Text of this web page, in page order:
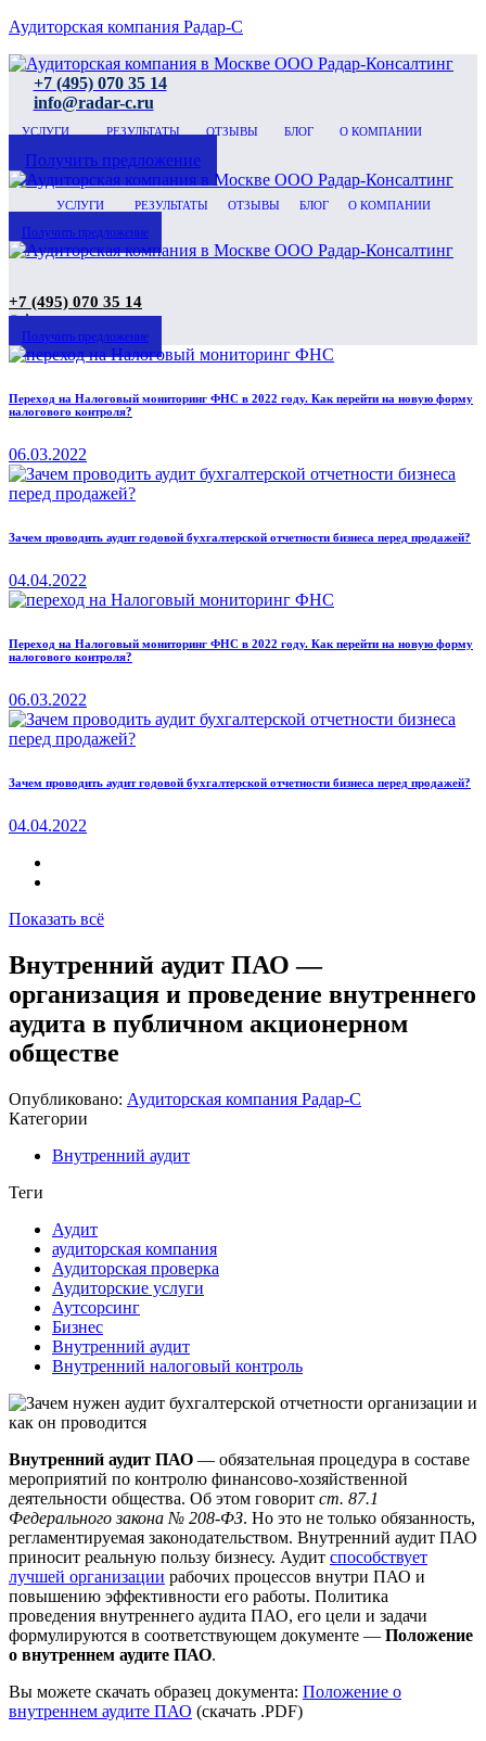
Аудиторская компания Радар-С
+7 (495) 070 35 14
info@radar-c.ru
УСЛУГИ РЕЗУЛЬТАТЫ ОТЗЫВЫ БЛОГ О КОМПАНИИ
Получить предложение
УСЛУГИ РЕЗУЛЬТАТЫ ОТЗЫВЫ БЛОГ О КОМПАНИИ
Получить предложение
+7 (495) 070 35 14
◉Аудитор на связи
Получить предложение
Переход на Налоговый мониторинг ФНС в 2022 году. Как перейти на новую форму
налогового контроля?
06.03.2022
Зачем проводить аудит годовой бухгалтерской отчетности бизнеса перед продажей?
04.04.2022
Переход на Налоговый мониторинг ФНС в 2022 году. Как перейти на новую форму
налогового контроля?
06.03.2022
Зачем проводить аудит годовой бухгалтерской отчетности бизнеса перед продажей?
04.04.2022
Показать всё
Внутренний аудит ПАО —
организация и проведение внутреннего
аудита в публичном акционерном
обществе
Опубликовано: Аудиторская компания Радар-С
Категории
Внутренний аудит
Теги
Аудит
аудиторская компания
Аудиторская проверка
Аудиторские услуги
Аутсорсинг
Бизнес
Внутренний аудит
Внутренний налоговый контроль
Внутренний аудит ПАО — обязательная процедура в составе
мероприятий по контролю финансово-хозяйственной
деятельности общества. Об этом говорит ст. 87.1
Федерального закона № 208-ФЗ. Но это не только обязанность,
регламентируемая законодательством. Внутренний аудит ПАО
приносит реальную пользу бизнесу. Аудит способствует
лучшей организации рабочих процессов внутри ПАО и
повышению эффективности его работы. Политика
проведения внутреннего аудита ПАО, его цели и задачи
формулируются в соответствующем документе — Положение
о внутреннем аудите ПАО.
Вы можете скачать образец документа: Положение о
внутреннем аудите ПАО (скачать .PDF)